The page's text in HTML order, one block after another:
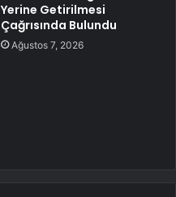
Yerine Getirilmesi
Çağrısında Bulundu
Ağustos 7, 2026